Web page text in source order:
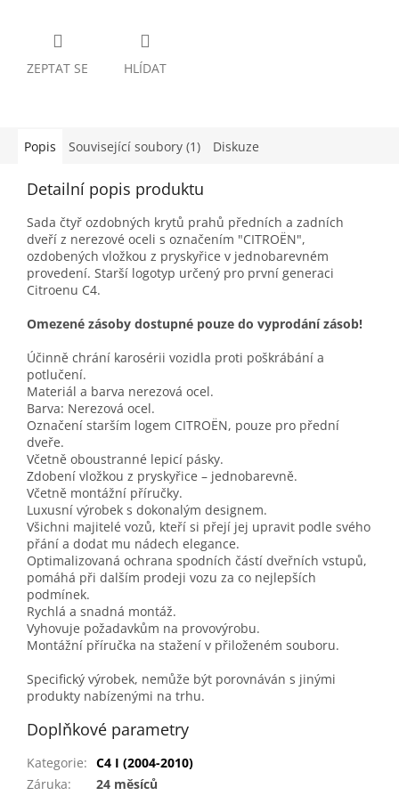
ZEPTAT SE HLÍDAT
Popis Související soubory (1) Diskuze
Detailní popis produktu
Sada čtyř ozdobných krytů prahů předních a zadních
dveří z nerezové oceli s označením "CITROËN",
ozdobených vložkou z pryskyřice v jednobarevném
provedení. Starší logotyp určený pro první generaci
Citroenu C4.
Omezené zásoby dostupné pouze do vyprodání zásob!
Účinně chrání karosérii vozidla proti poškrábání a
potlučení.
Materiál a barva nerezová ocel.
Barva: Nerezová ocel.
Označení starším logem CITROËN, pouze pro přední
dveře.
Včetně oboustranné lepicí pásky.
Zdobení vložkou z pryskyřice – jednobarevně.
Včetně montážní příručky.
Luxusní výrobek s dokonalým designem.
Všichni majitelé vozů, kteří si přejí jej upravit podle svého
přání a dodat mu nádech elegance.
Optimalizovaná ochrana spodních částí dveřních vstupů,
pomáhá při dalším prodeji vozu za co nejlepších
podmínek.
Rychlá a snadná montáž.
Vyhovuje požadavkům na provovýrobu.
Montážní příručka na stažení v přiloženém souboru.
Specifický výrobek, nemůže být porovnáván s jinými
produkty nabízenými na trhu.
Doplňkové parametry
Kategorie: C4 I (2004-2010)
Záruka: 24 měsíců